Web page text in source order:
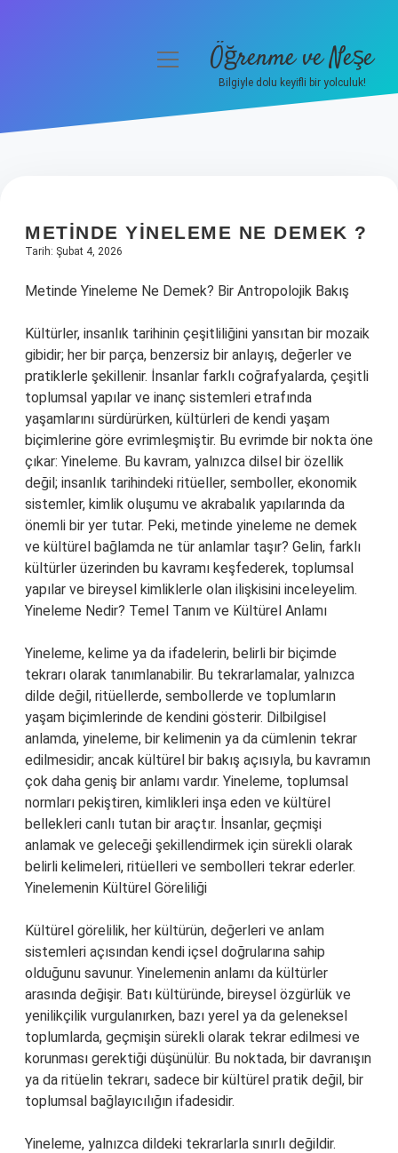
Hakkımızda
menüyüÖğrenme ve Neşe
Bilgiyle dolu keyifli bir yolculuk!
METINDE YINELEME NE DEMEK ?
Tarih: Şubat 4, 2026
Metinde Yineleme Ne Demek? Bir Antropolojik Bakış
Kültürler, insanlık tarihinin çeşitliliğini yansıtan bir mozaik
gibidir; her bir parça, benzersiz bir anlayış, değerler ve
pratiklerle şekillenir. İnsanlar farklı coğrafyalarda, çeşitli
toplumsal yapılar ve inanç sistemleri etrafında
yaşamlarını sürdürürken, kültürleri de kendi yaşam
biçimlerine göre evrimleşmiştir. Bu evrimde bir nokta öne
çıkar: Yineleme. Bu kavram, yalnızca dilsel bir özellik
değil; insanlık tarihindeki ritüeller, semboller, ekonomik
sistemler, kimlik oluşumu ve akrabalık yapılarında da
önemli bir yer tutar. Peki, metinde yineleme ne demek
ve kültürel bağlamda ne tür anlamlar taşır? Gelin, farklı
kültürler üzerinden bu kavramı keşfederek, toplumsal
yapılar ve bireysel kimliklerle olan ilişkisini inceleyelim.
Yineleme Nedir? Temel Tanım ve Kültürel Anlamı
Yineleme, kelime ya da ifadelerin, belirli bir biçimde
tekrarı olarak tanımlanabilir. Bu tekrarlamalar, yalnızca
dilde değil, ritüellerde, sembollerde ve toplumların
yaşam biçimlerinde de kendini gösterir. Dilbilgisel
anlamda, yineleme, bir kelimenin ya da cümlenin tekrar
edilmesidir; ancak kültürel bir bakış açısıyla, bu kavramın
çok daha geniş bir anlamı vardır. Yineleme, toplumsal
normları pekiştiren, kimlikleri inşa eden ve kültürel
bellekleri canlı tutan bir araçtır. İnsanlar, geçmişi
anlamak ve geleceği şekillendirmek için sürekli olarak
belirli kelimeleri, ritüelleri ve sembolleri tekrar ederler.
Yinelemenin Kültürel Göreliliği
Kültürel görelilik, her kültürün, değerleri ve anlam
sistemleri açısından kendi içsel doğrularına sahip
olduğunu savunur. Yinelemenin anlamı da kültürler
arasında değişir. Batı kültüründe, bireysel özgürlük ve
yenilikçilik vurgulanırken, bazı yerel ya da geleneksel
toplumlarda, geçmişin sürekli olarak tekrar edilmesi ve
korunması gerektiği düşünülür. Bu noktada, bir davranışın
ya da ritüelin tekrarı, sadece bir kültürel pratik değil, bir
toplumsal bağlayıcılığın ifadesidir.
Yineleme, yalnızca dildeki tekrarlarla sınırlı değildir.